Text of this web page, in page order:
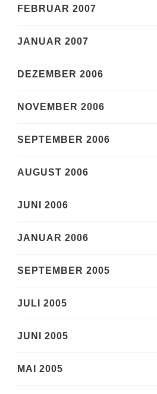
FEBRUAR 2007
JANUAR 2007
DEZEMBER 2006
NOVEMBER 2006
SEPTEMBER 2006
AUGUST 2006
JUNI 2006
JANUAR 2006
SEPTEMBER 2005
JULI 2005
JUNI 2005
MAI 2005